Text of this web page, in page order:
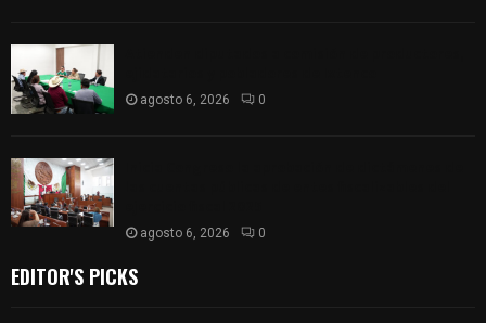
agosto 6, 2026 0
agosto 6, 2026 0
EDITOR'S PICKS